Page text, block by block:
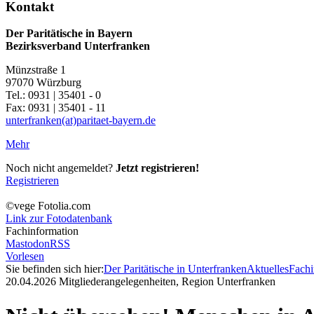
Kontakt
Der Paritätische in Bayern
Bezirksverband Unterfranken
Münzstraße 1
97070 Würzburg
Tel.: 0931 | 35401 - 0
Fax: 0931 | 35401 - 11
unterfranken(at)paritaet-bayern.de
Mehr
Noch nicht angemeldet? Jetzt registrieren!
Registrieren
©vege Fotolia.com
Link zur Fotodatenbank
Fachinformation
MastodonRSS
Vorlesen
Sie befinden sich hier:Der Paritätische in UnterfrankenAktuelles
20.04.2026 Mitgliederangelegenheiten, Region Unterfranken